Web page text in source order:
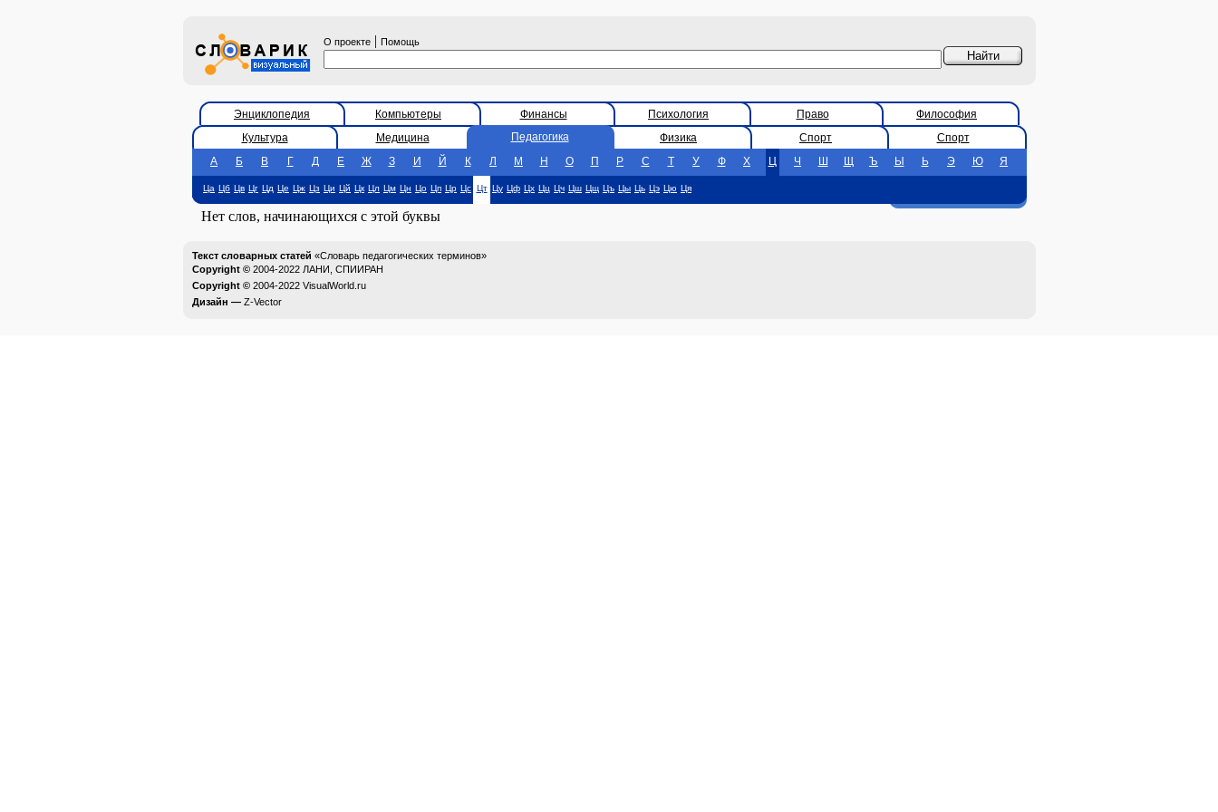
О проекте | Помощь
Энциклопедия Компьютеры Финансы Психология Право
Философия
Культура
Медицина Педагогика Физика Спорт
Спорт
А
Б В Г Д Е Ж З И Й К Л М Н О П Р С Т У Ф Х Ц Ч Ш Щ Ъ Ы Ь Э Ю Я
Ца Цб Цв Цг Цд Це Цж Цз Ци Цй Цк Цл Цм Цн Цо Цп Цр Цс Цт Цу Цф Цх Цц Цч Цш Цщ Цъ Цы Ць Цэ Цю Ця
Нет слов, начинающихся с этой буквы
Текст словарных статей «Словарь педагогических терминов»
Copyright © 2004-2022 ЛАНИ, СПИИРАН
Copyright © 2004-2022 VisualWorld.ru
Дизайн — Z-Vector